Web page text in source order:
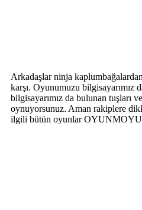
Arkadaşlar ninja
karşı. Oyunumuzu bilgisayarımız
bilgisayarımız da bulunan tuşları
oynuyorsunuz. Aman rakiplere
ilgili bütün oyunlar